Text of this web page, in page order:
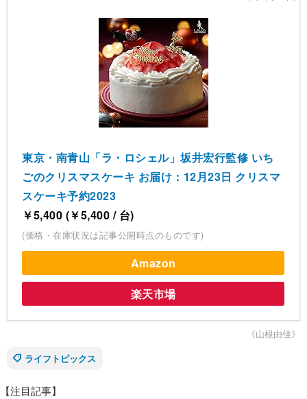
東京・南青山「ラ・ロシェル」坂井宏行監修 いち
ごのクリスマスケーキ お届け：12月23日 クリスマ
スケーキ予約2023
￥5,400 (￥5,400 / 台)
(価格・在庫状況は記事公開時点のものです)
Amazon
楽天市場
《山根由佳》
ライフトピックス
【注目記事】